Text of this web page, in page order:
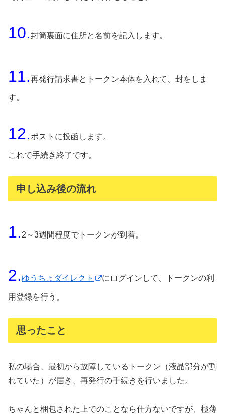
10.封筒裏面に住所と名前を記入します。
11.再発行請求書とトークン本体を入れて、封をしま
す。
12. ポストに投函します。
これで手続き終了です。
申し込み後の流れ
1. 2～3週間程度でトークンが到着。
2. ゆうちょダイレクト にログインして、トークンの利
用登録を行う。
思ったこと
私の場合、最初から故障しているトークン（液晶部分が割
れていた）が届き、再発行の手続きを行いました。
ちゃんと梱包された上でのことなら仕方ないですが、極薄